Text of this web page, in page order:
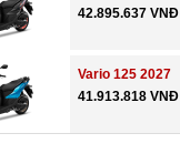
42.895.637 VNĐ
Vario 125 2027
41.913.818 VNĐ